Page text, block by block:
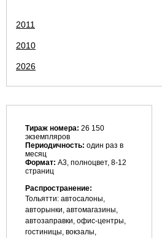
2011
2010
2026
Тираж номера: 26 150
экземпляров
Периодичность: один раз в
месяц
Формат: А3, полноцвет, 8-12
страниц
Распространение:
Тольятти: автосалоны,
авторынки, автомагазины,
автозаправки, офис-центры,
гостиницы, вокзалы,